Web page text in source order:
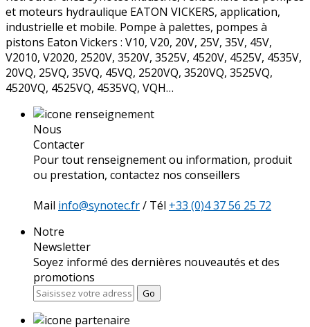
et moteurs hydraulique EATON VICKERS, application,
industrielle et mobile. Pompe à palettes, pompes à
pistons Eaton Vickers : V10, V20, 20V, 25V, 35V, 45V,
V2010, V2020, 2520V, 3520V, 3525V, 4520V, 4525V, 4535V,
20VQ, 25VQ, 35VQ, 45VQ, 2520VQ, 3520VQ, 3525VQ,
4520VQ, 4525VQ, 4535VQ, VQH…
Nous
Contacter
Pour tout renseignement ou information, produit
ou prestation, contactez nos conseillers
Mail info@synotec.fr/ Tél +33 (0)4 37 56 25 72
Notre
Newsletter
Soyez informé des dernières nouveautés et des
promotions
Go